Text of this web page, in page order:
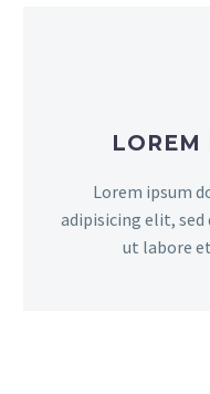
LOREM
Lorem ipsum
adipisicing elit,
ut labore